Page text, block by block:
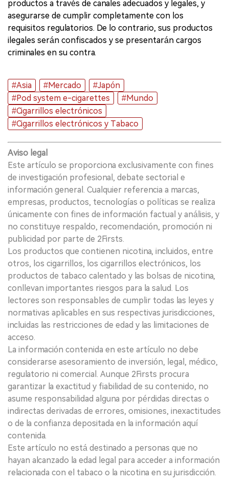
productos a través de canales adecuados y legales, y
asegurarse de cumplir completamente con los
requisitos regulatorios. De lo contrario, sus productos
ilegales serán confiscados y se presentarán cargos
criminales en su contra.
#Asia #Mercado
#Japón
#Pod system e-cigarettes
#Mundo
#Cigarrillos electrónicos
#Cigarrillos electrónicos y Tabaco
Aviso legal
Este artículo se proporciona exclusivamente con fines
de investigación profesional, debate sectorial e
información general. Cualquier referencia a marcas,
empresas, productos, tecnologías o políticas se realiza
únicamente con fines de información factual y análisis, y
no constituye respaldo, recomendación, promoción ni
publicidad por parte de 2Firsts.
Los productos que contienen nicotina, incluidos, entre
otros, los cigarrillos, los cigarrillos electrónicos, los
productos de tabaco calentado y las bolsas de nicotina,
conllevan importantes riesgos para la salud. Los
lectores son responsables de cumplir todas las leyes y
normativas aplicables en sus respectivas jurisdicciones,
incluidas las restricciones de edad y las limitaciones de
acceso.
La información contenida en este artículo no debe
considerarse asesoramiento de inversión, legal, médico,
regulatorio ni comercial. Aunque 2Firsts procura
garantizar la exactitud y fiabilidad de su contenido, no
asume responsabilidad alguna por pérdidas directas o
indirectas derivadas de errores, omisiones, inexactitudes
o de la confianza depositada en la información aquí
contenida.
Este artículo no está destinado a personas que no
hayan alcanzado la edad legal para acceder a información
relacionada con el tabaco o la nicotina en su jurisdicción.